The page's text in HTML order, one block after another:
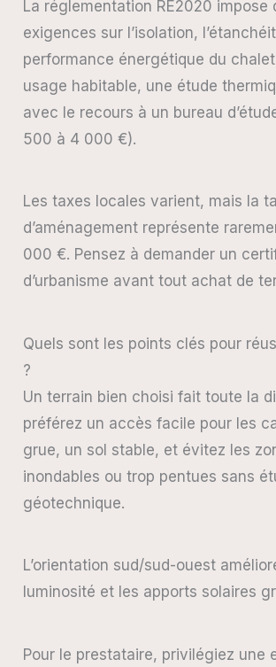
La réglementation RE2020 impose
exigences sur l’isolation,
performance énergétique du
usage habitable, une étude
avec le recours à un bureau
500 à 4 000 €).
Les taxes locales varient, mais la
d’aménagement représente
000 €. Pensez à demander un
d’urbanisme avant tout achat de
Quels sont les points clés pour
?
Un terrain bien choisi fait toute la
préférez un accès facile pour les
grue, un sol stable, et évitez les
inondables ou trop pentues sans
géotechnique.
L’orientation sud/sud-ouest
luminosité et les apports solaires
Pour le prestataire, privilégiez une